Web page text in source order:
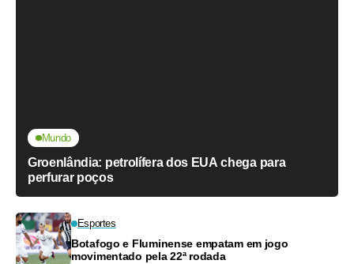
Mundo
Groenlândia: petrolífera dos EUA chega para
perfurar poços
Esportes
Botafogo e Fluminense empatam em jogo
movimentado pela 22ª rodada